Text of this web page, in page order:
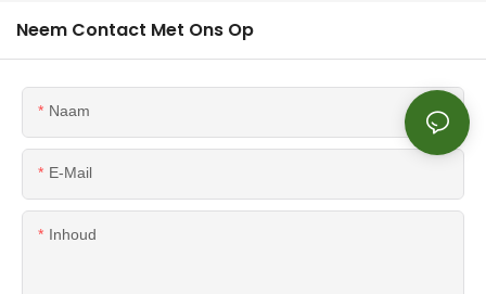
Neem Contact Met Ons Op
Naam
E-Mail
Inhoud